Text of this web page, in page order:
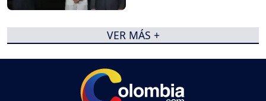
VER MÁS +